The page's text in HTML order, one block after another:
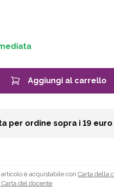
Aggiungi al carrello
per ordine sopra i 19 euro
articolo è acquistabile con Carta della
Carta del docente